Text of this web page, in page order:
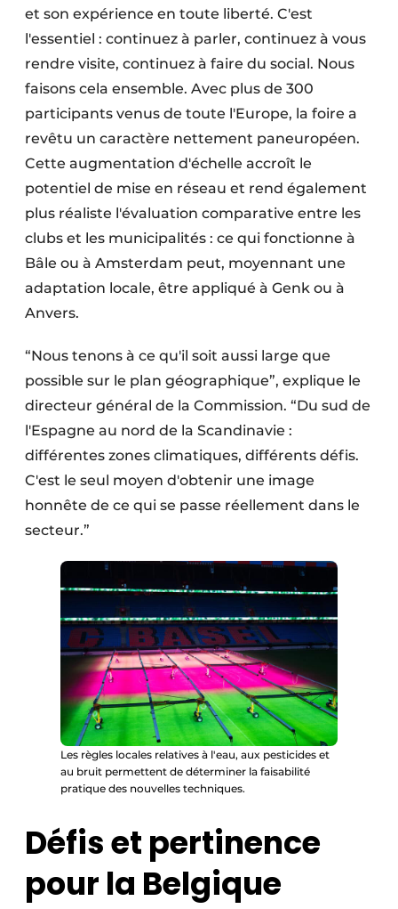
et son expérience en toute liberté. C'est
l'essentiel : continuez à parler, continuez à vous
rendre visite, continuez à faire du social. Nous
faisons cela ensemble. Avec plus de 300
participants venus de toute l'Europe, la foire a
revêtu un caractère nettement paneuropéen.
Cette augmentation d'échelle accroît le
potentiel de mise en réseau et rend également
plus réaliste l'évaluation comparative entre les
clubs et les municipalités : ce qui fonctionne à
Bâle ou à Amsterdam peut, moyennant une
adaptation locale, être appliqué à Genk ou à
Anvers.
“Nous tenons à ce qu'il soit aussi large que
possible sur le plan géographique”, explique le
directeur général de la Commission. “Du sud de
l'Espagne au nord de la Scandinavie :
différentes zones climatiques, différents défis.
C'est le seul moyen d'obtenir une image
honnête de ce qui se passe réellement dans le
secteur.”
Les règles locales relatives à l'eau, aux pesticides et
au bruit permettent de déterminer la faisabilité
pratique des nouvelles techniques.
Défis et pertinence
pour la Belgique